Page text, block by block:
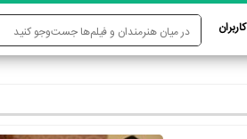
کاربران